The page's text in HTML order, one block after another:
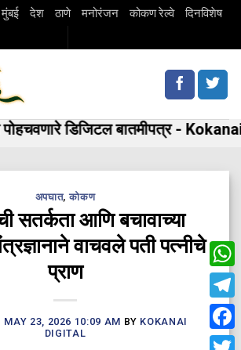
मुंबई देश ठाणे मनोरंजन कोकण रेल्वे दिनविशेष
डिजिटल बातमीपत्र - Kokanai
अपघात,कोकण
सतर्कता आणि बचावाच्या
वाचवले पती पत्नीचे
प्राण
MAY 23, 2026 10:09 AM BY KOKANAI
DIGITAL